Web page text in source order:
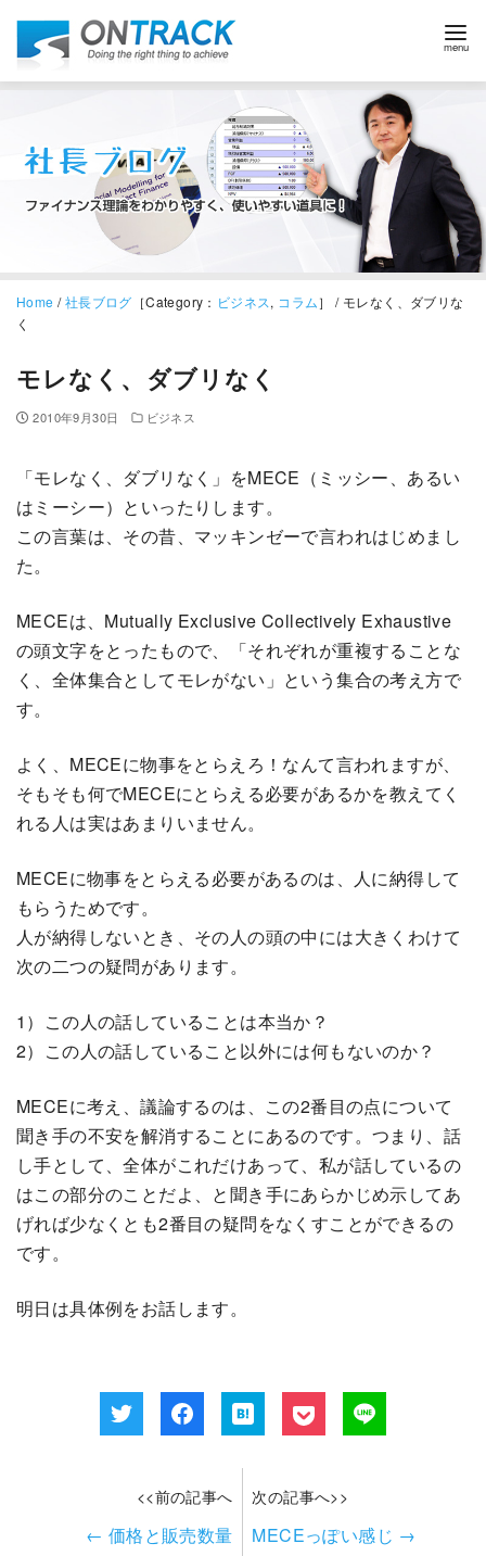
Home /社長ブログ ［Category： ビジネス, コラム］ / モレなく、ダブリな
く
モレなく、ダブリなく
2010年9月30日 ビジネス
「モレなく、ダブリなく」をMECE（ミッシー、あるい
はミーシー）といったりします。
この言葉は、その昔、マッキンゼーで言われはじめまし
た。
MECEは、Mutually Exclusive Collectively Exhaustive
の頭文字をとったもので、「それぞれが重複することな
く、全体集合としてモレがない」という集合の考え方で
す。
よく、MECEに物事をとらえろ！なんて言われますが、
そもそも何でMECEにとらえる必要があるかを教えてく
れる人は実はあまりいません。
MECEに物事をとらえる必要があるのは、人に納得して
もらうためです。
人が納得しないとき、その人の頭の中には大きくわけて
次の二つの疑問があります。
1）この人の話していることは本当か？
2）この人の話していること以外には何もないのか？
MECEに考え、議論するのは、この2番目の点について
聞き手の不安を解消することにあるのです。つまり、話
し手として、全体がこれだけあって、私が話しているの
はこの部分のことだよ、と聞き手にあらかじめ示してあ
げれば少なくとも2番目の疑問をなくすことができるの
です。
明日は具体例をお話します。
<<前の記事へ
← 価格と販売数量
次の記事へ>>
MECEっぽい感じ →